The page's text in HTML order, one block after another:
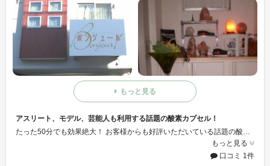
もっと見る
アスリート、モデル、芸能人も利用する話題の酸素カプセル！
たった50分でも効果絶大！ お客様からも好評いただいている話題の酸素カプセルのあるサロン『ボンジュール』★ 酸素カプセルにゲルマ温浴など男性アスリートさんにも好評頂いています♪
もっと見る
口コミ 1件